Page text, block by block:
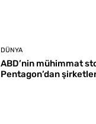
DÜNYA
ABD’nin mühimmat
Pentagon’dan